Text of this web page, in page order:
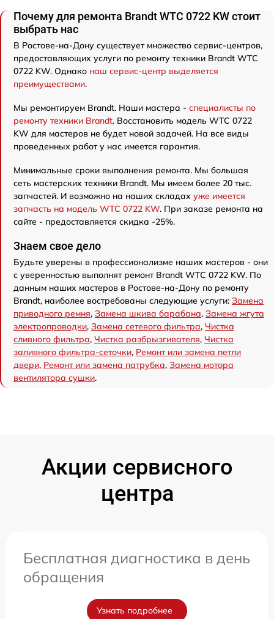
Почему для ремонта Brandt WTC 0722 KW стоит
выбрать нас
В Ростове-на-Дону существует множество сервис-центров,
предоставляющих услуги по ремонту техники Brandt WTC
0722 KW. Однако наш сервис-центр выделяется
преимуществами.
Мы ремонтируем Brandt. Наши мастера - специалисты по
ремонту техники Brandt. Восстановить модель WTC 0722
KW для мастеров не будет новой задачей. На все виды
проведенных работ у нас имеется гарантия.
Минимальные сроки выполнения ремонта. Мы большая
сеть мастерских техники Brandt. Мы имеем более 20 тыс.
запчастей. И возможно на наших складах уже имеется
запчасть на модель WTC 0722 KW. При заказе ремонта на
сайте - предоставляется скидка -25%.
Знаем свое дело
Будьте уверены в профессионализме наших мастеров - они
с уверенностью выполнят ремонт Brandt WTC 0722 KW. По
данным наших мастеров в Ростове-на-Дону по ремонту
Brandt, наиболее востребованы следующие услуги: Замена
приводного ремня, Замена шкива барабана, Замена жгута
электропроводки, Замена сетевого фильтра, Чистка
сливного фильтра, Чистка разбрызгивателя, Чистка
заливного фильтра-сеточки, Ремонт или замена петли
двери, Ремонт или замена патрубка, Замена мотора
вентилятора сушки.
Акции сервисного
центра
Бесплатная диагностика в день
обращения
Узнать подробнее